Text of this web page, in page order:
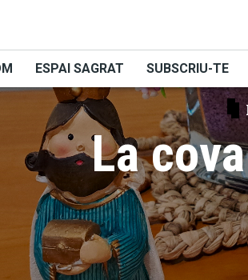
ESPAI SAGRAT SUBSCRIU-TE
La